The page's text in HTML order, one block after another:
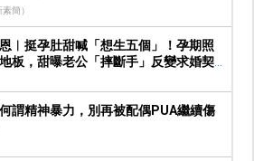
簡）
︱挺孕肚甜喊「想生五個」！孕期照
板，甜曝老公「摔斷手」反變求婚契
謂精神暴力，別再被配偶PUA繼續傷